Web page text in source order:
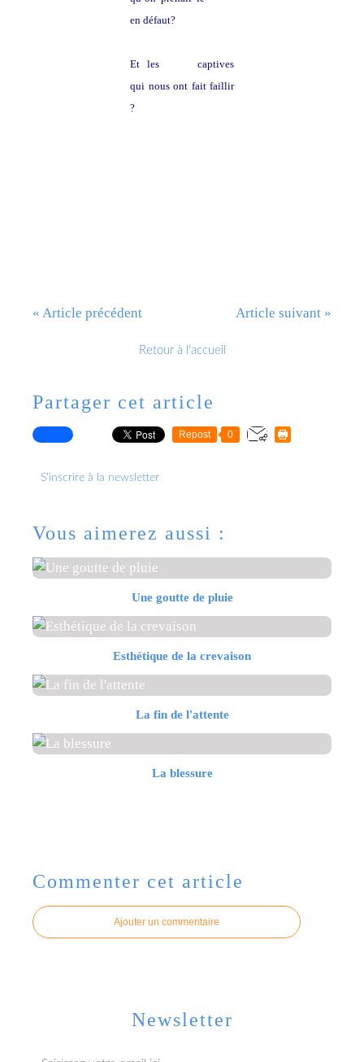
en défaut?
Et les
captives
qui nous ont fait faillir
?
« Article précédent Article suivant »
Retour à l'accueil
Partager cet article
Repost 0
S'inscrire à la newsletter
Vous aimerez aussi :
Une goutte de pluie
Esthétique de la crevaison
La fin de l'attente
La blessure
Commenter cet article
Ajouter un commentaire
Newsletter